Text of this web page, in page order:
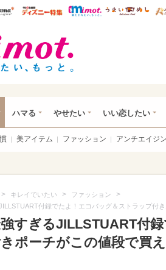
あ総研ハピママ* ウレぴあ総研 ディズニ
mimot. う
ハマる やせたい いい恋したい
美アイテム ファッション アンチエイジ
> キレイでいたい > ファッション >
付録でたよ！エコバッグ＆ストラップ付
すぎるJILLSTUART付
ポーチがこの値段で買